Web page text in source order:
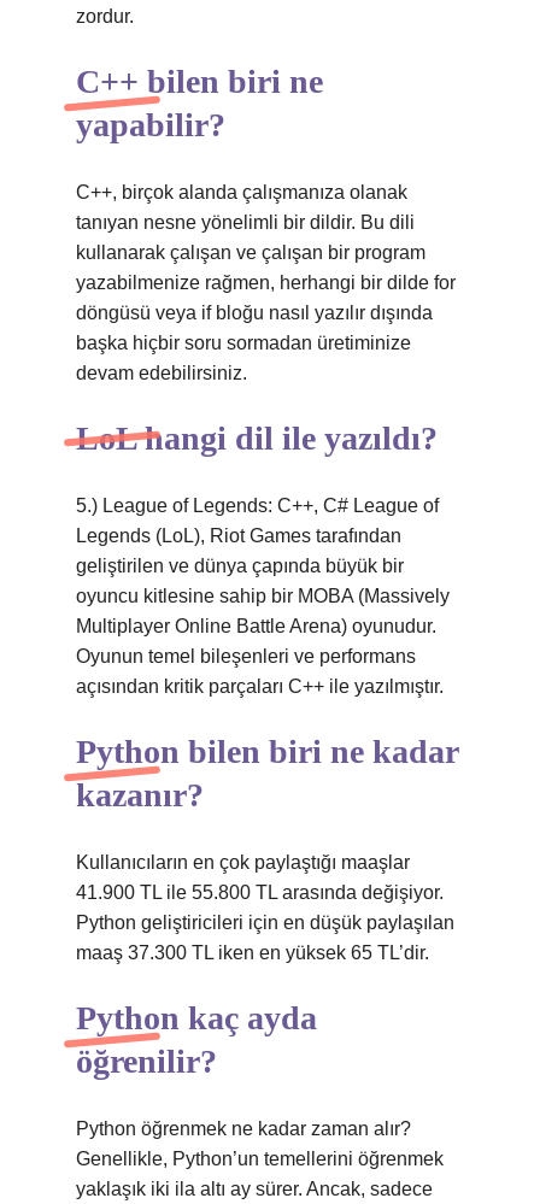
zordur.
C++ bilen biri ne
yapabilir?
C++, birçok alanda çalışmanıza olanak
tanıyan nesne yönelimli bir dildir. Bu dili
kullanarak çalışan ve çalışan bir program
yazabilmenize rağmen, herhangi bir dilde for
döngüsü veya if bloğu nasıl yazılır dışında
başka hiçbir soru sormadan üretiminize
devam edebilirsiniz.
LoL hangi dil ile yazıldı?
5.) League of Legends: C++, C# League of
Legends (LoL), Riot Games tarafından
geliştirilen ve dünya çapında büyük bir
oyuncu kitlesine sahip bir MOBA (Massively
Multiplayer Online Battle Arena) oyunudur.
Oyunun temel bileşenleri ve performans
açısından kritik parçaları C++ ile yazılmıştır.
Python bilen biri ne kadar
kazanır?
Kullanıcıların en çok paylaştığı maaşlar
41.900 TL ile 55.800 TL arasında değişiyor.
Python geliştiricileri için en düşük paylaşılan
maaş 37.300 TL iken en yüksek 65 TL’dir.
Python kaç ayda
öğrenilir?
Python öğrenmek ne kadar zaman alır?
Genellikle, Python’un temellerini öğrenmek
yaklaşık iki ila altı ay sürer. Ancak, sadece